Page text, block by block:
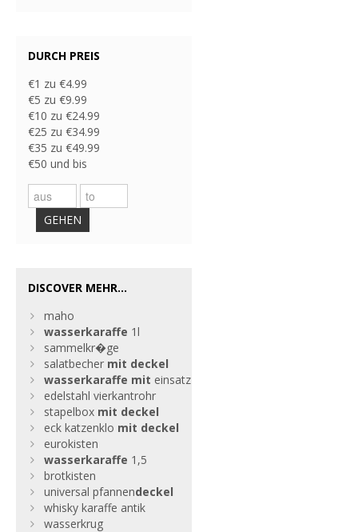
DURCH PREIS
€1 zu €4.99
€5 zu €9.99
€10 zu €24.99
€25 zu €34.99
€35 zu €49.99
€50 und bis
GEHEN
DISCOVER MEHR...
maho
wasserkaraffe 1l
sammelkr�ge
salatbecher mit deckel
wasserkaraffe mit einsatz
edelstahl vierkantrohr
stapelbox mit deckel
eck katzenklo mit deckel
eurokisten
wasserkaraffe 1,5
brotkisten
universal pfannendeckel
whisky karaffe antik
wasserkrug